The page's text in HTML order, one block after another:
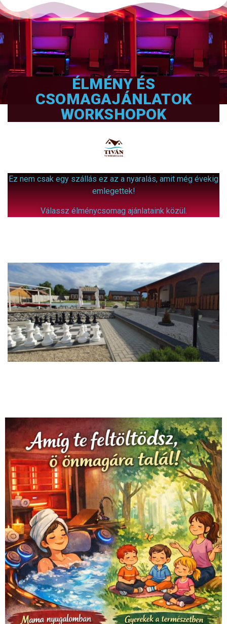
ÉLMÉNY ÉS
CSOMAGAJÁNLATOK
WORKSHOPOK
Ez nem csak egy szállás ez az a nyaralás, amit még évekig
emlegettek!
Válassz élménycsomag ajánlataink közül.